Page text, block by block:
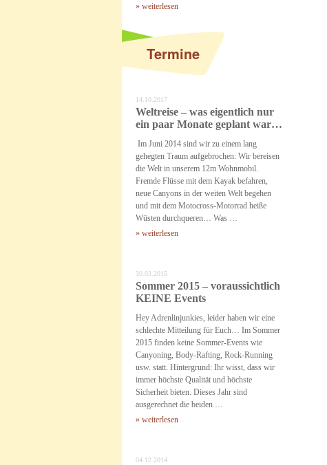
» weiterlesen
Termine
14.10.2017
Weltreise – was eigentlich nur
ein paar Monate geplant war…
Im Juni 2014 sind wir zu einem lang
gehegten Traum aufgebrochen: Wir bereisen
die Welt in unserem 12m Wohnmobil.
Fremde Flüsse mit dem Kayak befahren,
neue Canyons in der weiten Welt begehen
und mit dem Motocross-Motorrad heiße
Wüsten durchqueren… Was …
» weiterlesen
30.03.2015
Sommer 2015 – voraussichtlich
KEINE Events
Hey Adrenlinjunkies, leider haben wir eine
schlechte Mitteilung für Euch… Im Sommer
2015 finden keine Sommer-Events wie
Canyoning, Body-Rafting, Rock-Running
usw. statt. Hintergrund: Ihr wisst, dass wir
immer höchste Qualität und höchste
Sicherheit bieten. Dieses Jahr sind
ausgerechnet die beiden …
» weiterlesen
04.12.2014